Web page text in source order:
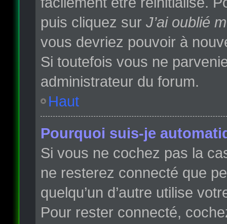
puis cliquez sur J’ai oublié
vous devriez pouvoir à
Si toutefois vous ne
administrateur du forum.
Haut
Pourquoi suis-je
Si vous ne cochez pas la
ne resterez connecté que
quelqu’un d’autre utilise
Pour rester connecté,